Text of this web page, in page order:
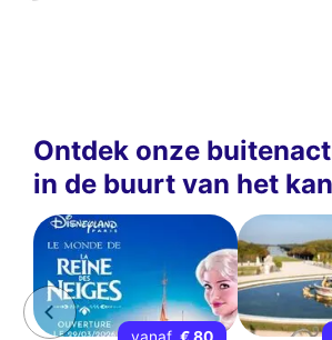
Ontdek onze
in de buurt van het
vanaf € 80